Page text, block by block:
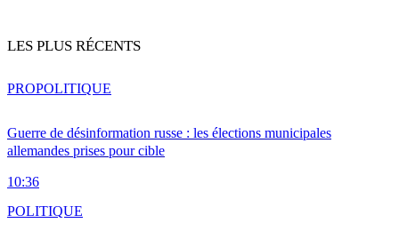
LES PLUS RÉCENTS
Guerre de désinformation russe : les élections municipales
allemandes prises pour cible
10:36
PROPOLITIQUE
POLITIQUE